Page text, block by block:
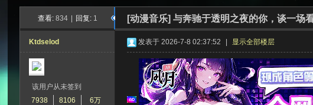
二 » › › ›
查看: 834 回复: 1 [动漫音乐]与奔驰于透明之夜的你，谈一场
Ktdselod
该用户从未签到
7938
8106
6万
发表于 2026-7-8 02:37:52 显示全部楼层